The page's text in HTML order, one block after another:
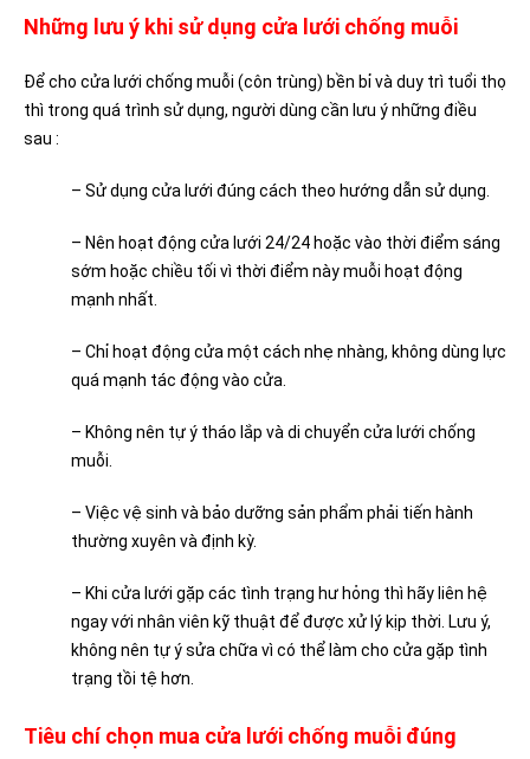
Những lưu ý khi sử dụng cửa lưới chống muỗi
Để cho cửa lưới chống muỗi (côn trùng) bền bỉ và duy trì tuổi thọ
thì trong quá trình sử dụng, người dùng cần lưu ý những điều
sau :
– Sử dụng cửa lưới đúng cách theo hướng dẫn sử dụng.
– Nên hoạt động cửa lưới 24/24 hoặc vào thời điểm sáng
sớm hoặc chiều tối vì thời điểm này muỗi hoạt động
mạnh nhất.
– Chỉ hoạt động cửa một cách nhẹ nhàng, không dùng lực
quá mạnh tác động vào cửa.
– Không nên tự ý tháo lắp và di chuyển cửa lưới chống
muỗi.
– Việc vệ sinh và bảo dưỡng sản phẩm phải tiến hành
thường xuyên và định kỳ.
– Khi cửa lưới gặp các tình trạng hư hỏng thì hãy liên hệ
ngay với nhân viên kỹ thuật để được xử lý kịp thời. Lưu ý,
không nên tự ý sửa chữa vì có thể làm cho cửa gặp tình
trạng tồi tệ hơn.
Tiêu chí chọn mua cửa lưới chống muỗi đúng